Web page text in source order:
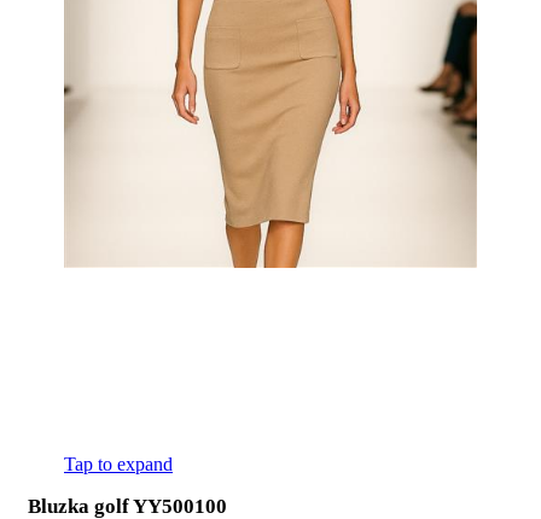
Tap to expand
Bluzka golf YY500100